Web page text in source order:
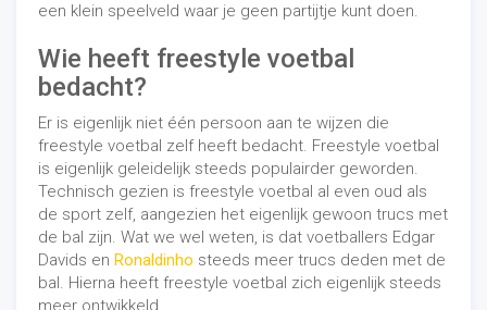
een klein speelveld waar je geen partijtje kunt doen.
Wie heeft freestyle voetbal
bedacht?
Er is eigenlijk niet één persoon aan te wijzen die
freestyle voetbal zelf heeft bedacht. Freestyle voetbal
is eigenlijk geleidelijk steeds populairder geworden.
Technisch gezien is freestyle voetbal al even oud als
de sport zelf, aangezien het eigenlijk gewoon trucs met
de bal zijn. Wat we wel weten, is dat voetballers Edgar
Davids en Ronaldinho steeds meer trucs deden met de
bal. Hierna heeft freestyle voetbal zich eigenlijk steeds